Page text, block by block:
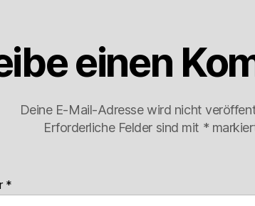
einen
Deine E-Mail-Adresse wird nicht
Erforderliche Felder sind mit *
*